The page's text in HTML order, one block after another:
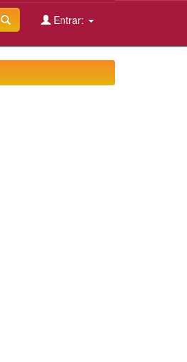
Entrar: